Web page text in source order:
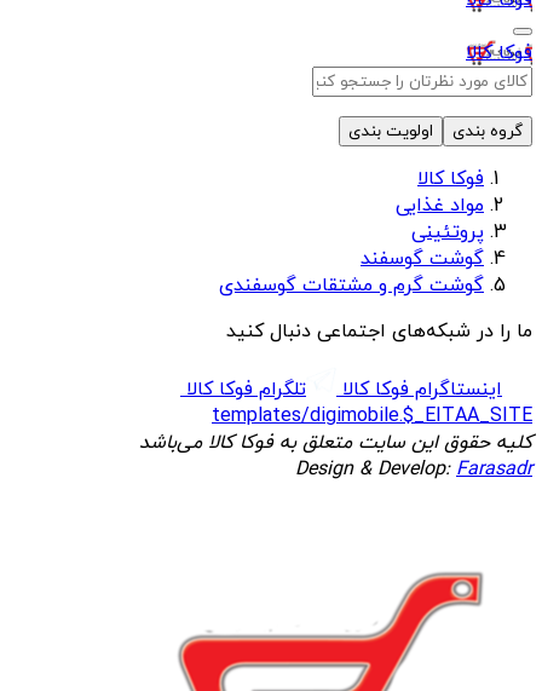
فوکا کالا
گروه بندی اولویت بندی
فوکا کالا
مواد غذایی
پروتئینی
گوشت گوسفند
گوشت گرم و مشتقات گوسفندی
ما را در شبکه‌های اجتماعی دنبال کنید
اینستاگرام فوکا کالا
تلگرام فوکا کالا
templates/digimobile.$_EITAA_SITE
کلیه حقوق این سایت متعلق به فوکا کالا می‌باشد
Design & Develop:Farasadr